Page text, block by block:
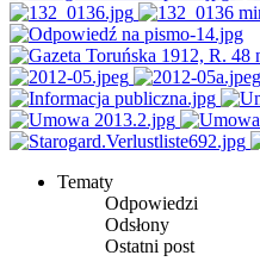
Tematy
Odpowiedzi
Odsłony
Ostatni post